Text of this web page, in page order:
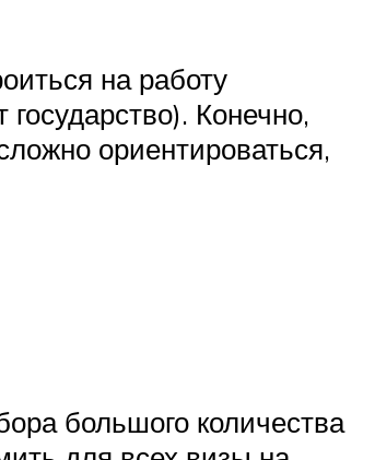
на работу
Конечно,
ориентироваться,
большого количества